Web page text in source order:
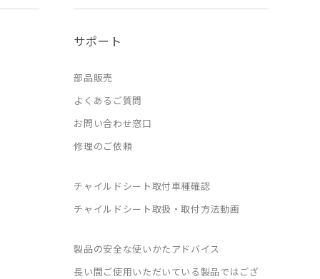
サポート
部品販売
よくあるご質問
お問い合わせ窓口
修理のご依頼
チャイルドシート取付車種確認
チャイルドシート取扱・取付方法動画
製品の安全な使いかたアドバイス
長い間ご使用いただいている製品ではござ